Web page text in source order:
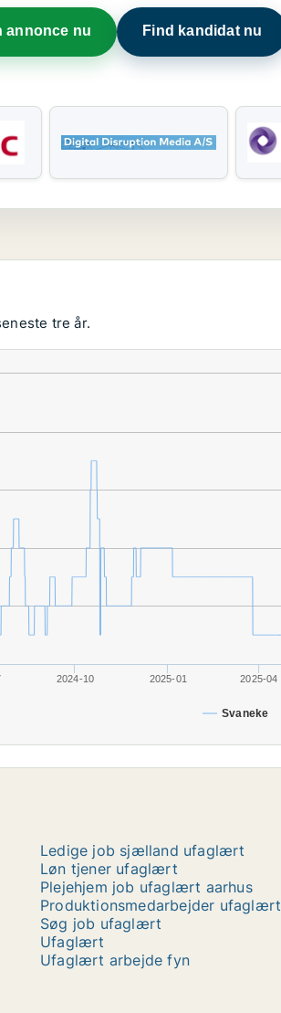
annonce nu Find kandidat nu
tre år.
Svaneke
2024-10 2025-01 2025-04
Ledige job sjælland ufaglært
Løn tjener ufaglært
Plejehjem job ufaglært aarhus
Produktionsmedarbejder ufaglært
Søg job ufaglært
Ufaglært
Ufaglært arbejde fyn